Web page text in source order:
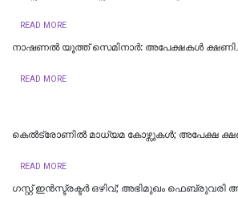
READ MORE
നാഷണൽ യൂത്ത് സെമിനാർ: അപേക്ഷകൾ
READ MORE
കെൽട്രോണിൽ മാധ്യമ കോഴ്സുകൾ; അപേക്ഷ
READ MORE
​ഗസ്റ്റ് ഇൻസ്ട്രക്ടർ ഒഴിവ്; അഭിമുഖം ഫെബ്രുവരി